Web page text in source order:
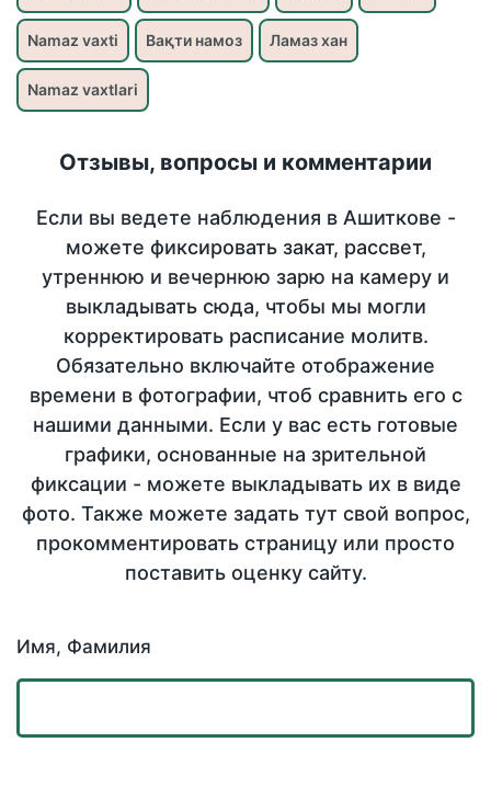
Namaz vaxti Вақти намоз Ламаз хан
Namaz vaxtlari
Отзывы, вопросы и комментарии
Если вы ведете наблюдения в Ашиткове -
можете фиксировать закат, рассвет,
утреннюю и вечернюю зарю на камеру и
выкладывать сюда, чтобы мы могли
корректировать расписание молитв.
Обязательно включайте отображение
времени в фотографии, чтоб сравнить его с
нашими данными. Если у вас есть готовые
графики, основанные на зрительной
фиксации - можете выкладывать их в виде
фото. Также можете задать тут свой вопрос,
прокомментировать страницу или просто
поставить оценку сайту.
Имя, Фамилия